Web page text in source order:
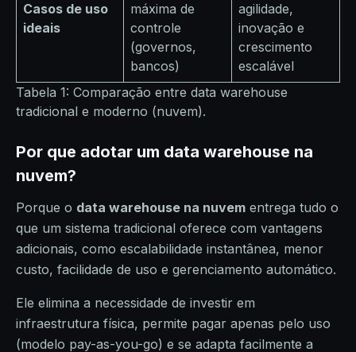
Casos de uso
ideais
máxima de
controle
(governos,
bancos)
agilidade,
inovação e
crescimento
escalável
Tabela 1: Comparação entre data warehouse
tradicional e moderno (nuvem).
Por que adotar um data warehouse na
nuvem?
Porque o data warehouse na nuvem entrega tudo o
que um sistema tradicional oferece com vantagens
adicionais, como escalabilidade instantânea, menor
custo, facilidade de uso e gerenciamento automático.
Ele elimina a necessidade de investir em
infraestrutura física, permite pagar apenas pelo uso
(modelo pay-as-you-go) e se adapta facilmente a